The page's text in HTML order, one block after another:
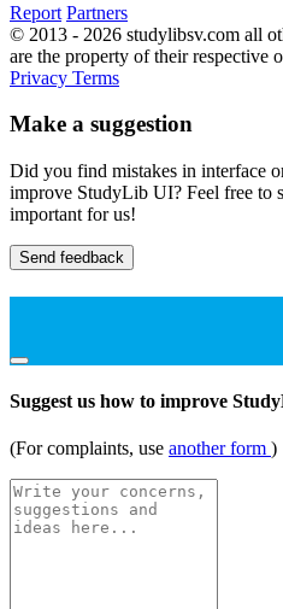
Report Partners
© 2013 - 2026 studylibsv.com all
are the property of their respective
Privacy Terms
Make a suggestion
Did you find mistakes in interface
improve StudyLib UI? Feel free to
important for us!
Send feedback
Suggest us how to improve
(For complaints, use another form )